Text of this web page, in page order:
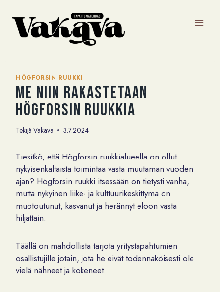
sisältöön
HÖGFORSIN RUUKKI
Me niin rakastetaan
Högforsin ruukkia
Tekijä Vakava 3.7.2024
Tiesitkö, että Högforsin ruukkialueella on ollut
nykyisenkaltaista toimintaa vasta muutaman vuoden
ajan? Högforsin ruukki itsessään on tietysti vanha,
mutta nykyinen liike- ja kulttuurikeskittymä on
muotoutunut, kasvanut ja herännyt eloon vasta
hiljattain.
Täällä on mahdollista tarjota yritystapahtumien
osallistujille jotain, jota he eivät todennäköisesti ole
vielä nähneet ja kokeneet.